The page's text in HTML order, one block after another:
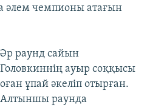
әлем чемпионы атағын
Әр раунд сайын
Головкиннің ауыр соққысы
оған ұпай әкеліп отырған.
Алтыншы раунда